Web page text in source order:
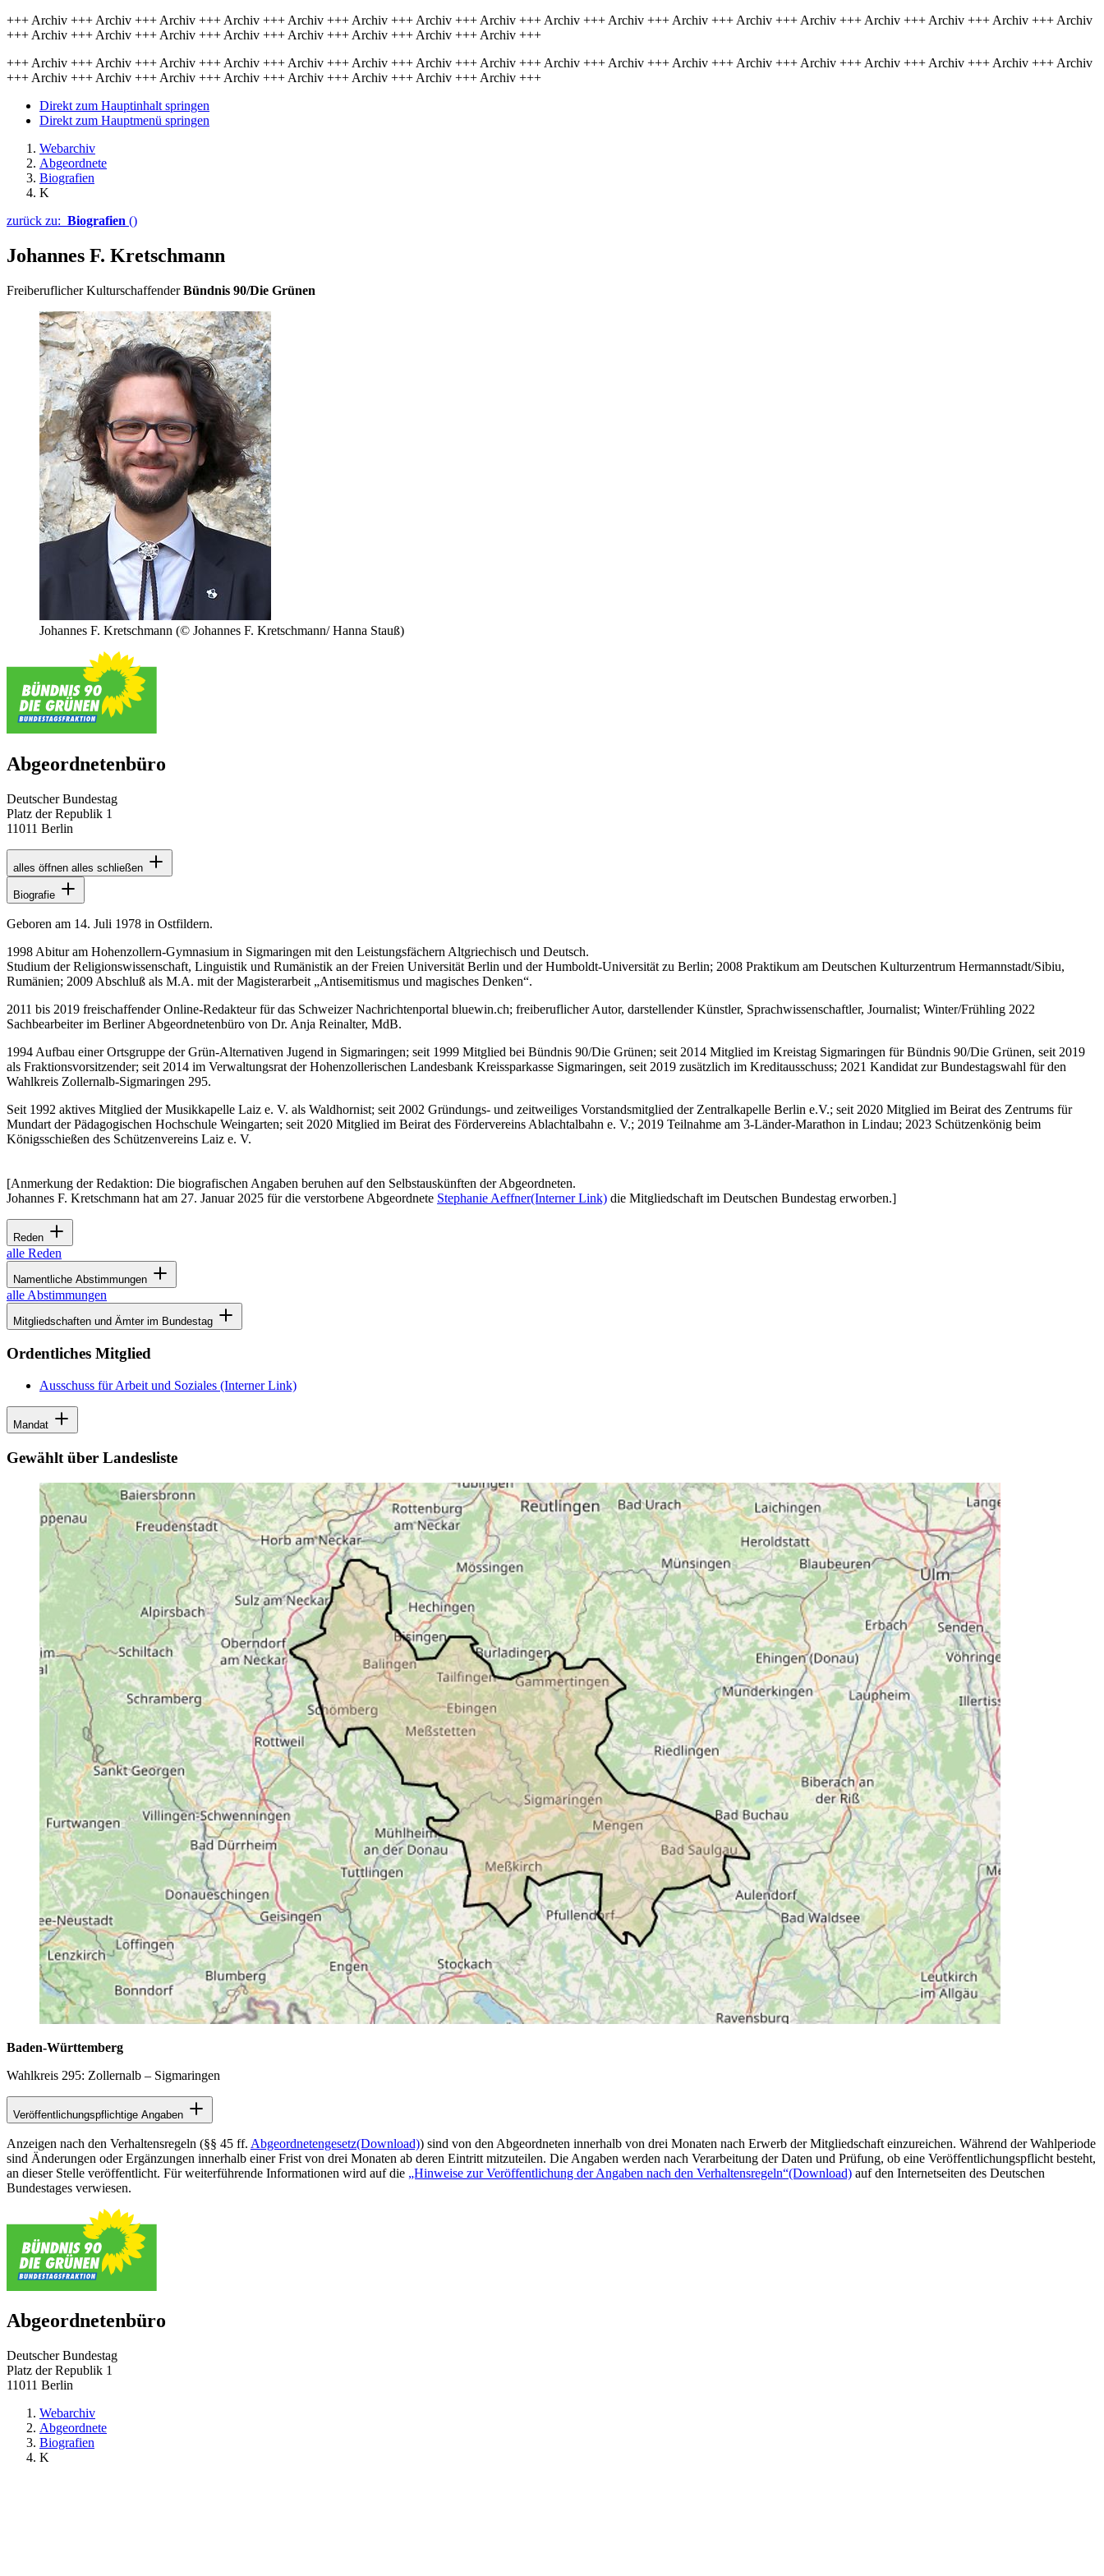
+++ Archiv +++ Archiv +++ Archiv +++ Archiv +++ Archiv +++ Archiv +++ Archiv +++ Archiv +++ Archiv +++ Archiv +++ Archiv +++ Archiv +++ Archiv +++ Archiv +++ Archiv +++ Archiv +++ Archiv
+++ Archiv +++ Archiv +++ Archiv +++ Archiv +++ Archiv +++ Archiv +++ Archiv +++ Archiv +++
+++ Archiv +++ Archiv +++ Archiv +++ Archiv +++ Archiv +++ Archiv +++ Archiv +++ Archiv +++ Archiv +++ Archiv +++ Archiv +++ Archiv +++ Archiv +++ Archiv +++ Archiv +++ Archiv +++ Archiv
+++ Archiv +++ Archiv +++ Archiv +++ Archiv +++ Archiv +++ Archiv +++ Archiv +++ Archiv +++
Direkt zum Hauptinhalt springen
Direkt zum Hauptmenü springen
Webarchiv
Abgeordnete
Biografien
K
zurück zu: Biografien ()
Johannes F. Kretschmann
Freiberuflicher Kulturschaffender Bündnis 90/Die Grünen
Johannes F. Kretschmann (© Johannes F. Kretschmann/ Hanna Stauß)
Abgeordnetenbüro
Deutscher Bundestag
Platz der Republik 1
11011 Berlin
alles öffnen alles schließen
Biografie
Geboren am 14. Juli 1978 in Ostfildern.
1998 Abitur am Hohenzollern-Gymnasium in Sigmaringen mit den Leistungsfächern Altgriechisch und Deutsch.
Studium der Religionswissenschaft, Linguistik und Rumänistik an der Freien Universität Berlin und der Humboldt-Universität zu Berlin; 2008 Praktikum am Deutschen Kulturzentrum Hermannstadt/Sibiu,
Rumänien; 2009 Abschluß als M.A. mit der Magisterarbeit „Antisemitismus und magisches Denken“.
2011 bis 2019 freischaffender Online-Redakteur für das Schweizer Nachrichtenportal bluewin.ch; freiberuflicher Autor, darstellender Künstler, Sprachwissenschaftler, Journalist; Winter/Frühling 2022
Sachbearbeiter im Berliner Abgeordnetenbüro von Dr. Anja Reinalter, MdB.
1994 Aufbau einer Ortsgruppe der Grün-Alternativen Jugend in Sigmaringen; seit 1999 Mitglied bei Bündnis 90/Die Grünen; seit 2014 Mitglied im Kreistag Sigmaringen für Bündnis 90/Die Grünen, seit 2019
als Fraktionsvorsitzender; seit 2014 im Verwaltungsrat der Hohenzollerischen Landesbank Kreissparkasse Sigmaringen, seit 2019 zusätzlich im Kreditausschuss; 2021 Kandidat zur Bundestagswahl für den
Wahlkreis Zollernalb-Sigmaringen 295.
Seit 1992 aktives Mitglied der Musikkapelle Laiz e. V. als Waldhornist; seit 2002 Gründungs- und zeitweiliges Vorstandsmitglied der Zentralkapelle Berlin e.V.; seit 2020 Mitglied im Beirat des Zentrums für
Mundart der Pädagogischen Hochschule Weingarten; seit 2020 Mitglied im Beirat des Fördervereins Ablachtalbahn e. V.; 2019 Teilnahme am 3-Länder-Marathon in Lindau; 2023 Schützenkönig beim
Königsschießen des Schützenvereins Laiz e. V.
[Anmerkung der Redaktion: Die biografischen Angaben beruhen auf den Selbstauskünften der Abgeordneten.
Johannes F. Kretschmann hat am 27. Januar 2025 für die verstorbene Abgeordnete Stephanie Aeffner(Interner Link) die Mitgliedschaft im Deutschen Bundestag erworben.]
Reden
alle Reden
Namentliche Abstimmungen
alle Abstimmungen
Mitgliedschaften und Ämter im Bundestag
Ordentliches Mitglied
Ausschuss für Arbeit und Soziales (Interner Link)
Mandat
Gewählt über Landesliste
Baden-Württemberg
Wahlkreis 295: Zollernalb – Sigmaringen
Veröffentlichungspflichtige Angaben
Anzeigen nach den Verhaltensregeln (§§ 45 ff. Abgeordnetengesetz(Download)) sind von den Abgeordneten innerhalb von drei Monaten nach Erwerb der Mitgliedschaft einzureichen. Während der Wahlperiode
sind Änderungen oder Ergänzungen innerhalb einer Frist von drei Monaten ab deren Eintritt mitzuteilen. Die Angaben werden nach Verarbeitung der Daten und Prüfung, ob eine Veröffentlichungspflicht besteht,
an dieser Stelle veröffentlicht. Für weiterführende Informationen wird auf die „Hinweise zur Veröffentlichung der Angaben nach den Verhaltensregeln“(Download) auf den Internetseiten des Deutschen
Bundestages verwiesen.
Abgeordnetenbüro
Deutscher Bundestag
Platz der Republik 1
11011 Berlin
Webarchiv
Abgeordnete
Biografien
K